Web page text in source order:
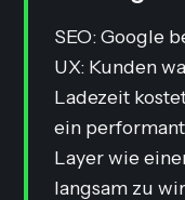
SEO: Google
UX: Kunden
Ladezeit
ein
Layer wie
langsam zu